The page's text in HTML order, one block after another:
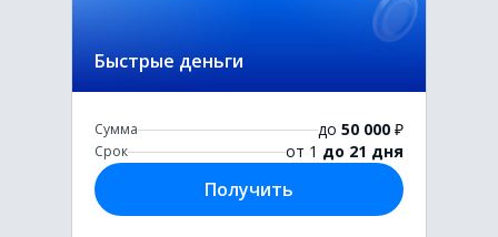
Быстрые деньги
Сумма до 50 000 ₽
Срок от 1 до 21 дня
Получить